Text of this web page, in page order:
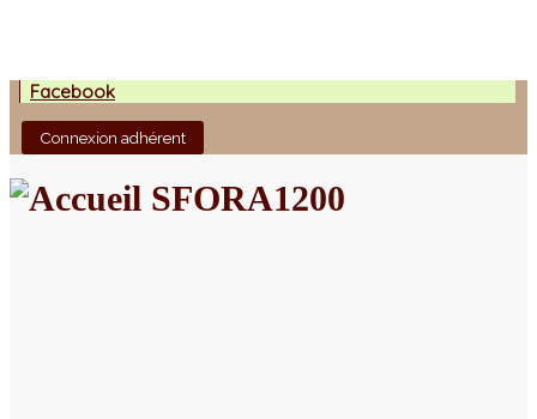
Facebook
Connexion adhérent